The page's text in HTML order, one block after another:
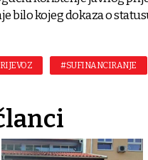
bilo kojeg dokaza o
#SUFINANCIRANJE